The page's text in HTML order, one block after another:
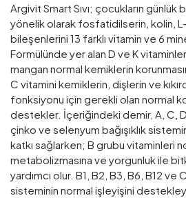
Argivit Smart Sıvı; çocukların
yönelik olarak fosfatidilserin, kolin,
bileşenlerini 13 farklı vitamin ve 6
Formülünde yer alan D ve K
mangan normal kemiklerin
C vitamini kemiklerin, dişlerin ve
fonksiyonu için gerekli olan normal
destekler. İçeriğindeki demir, A, C,
çinko ve selenyum bağışıklık
katkı sağlarken; B grubu vitaminleri
metabolizmasına ve yorgunluk ile
yardımcı olur. B1, B2, B3, B6, B12
sisteminin normal işleyişini